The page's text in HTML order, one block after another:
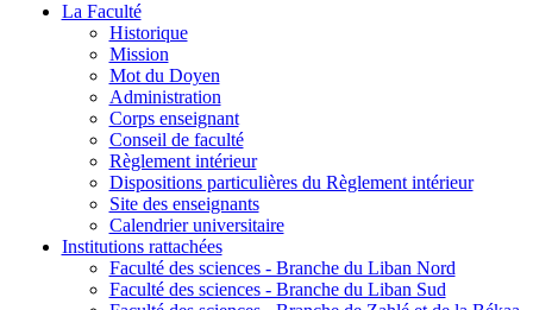
La Faculté
Historique
Mission
Mot du Doyen
Administration
Corps enseignant
Conseil de faculté
Règlement intérieur
Dispositions particulières du Règlement intérieur
Site des enseignants
Calendrier universitaire
Institutions rattachées
Faculté des sciences - Branche du Liban Nord
Faculté des sciences - Branche du Liban Sud